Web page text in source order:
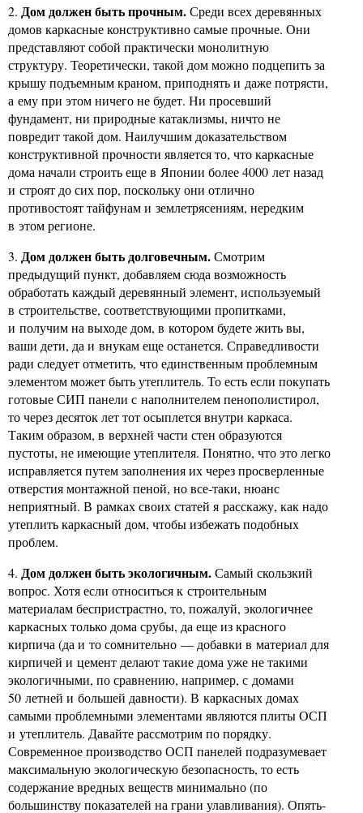
2. Дом должен быть прочным.Среди всех деревянных
домов каркасные конструктивно самые прочные. Они
представляют собой практически монолитную
структуру. Теоретически, такой дом можно подцепить за
крышу подъемным краном, приподнять и даже потрясти,
а ему при этом ничего не будет. Ни просевший
фундамент, ни природные катаклизмы, ничто не
повредит такой дом. Наилучшим доказательством
конструктивной прочности является то, что каркасные
дома начали строить еще в Японии более 4000 лет назад
и строят до сих пор, поскольку они отлично
противостоят тайфунам и землетрясениям, нередким
в этом регионе.
3. Дом должен быть долговечным.Смотрим
предыдущий пункт, добавляем сюда возможность
обработать каждый деревянный элемент, используемый
в строительстве, соответствующими пропитками,
и получим на выходе дом, в котором будете жить вы,
ваши дети, да и внукам еще останется. Справедливости
ради следует отметить, что единственным проблемным
элементом может быть утеплитель. То есть если покупать
готовые СИП панели с наполнителем пенополистирол,
то через десяток лет тот осыплется внутри каркаса.
Таким образом, в верхней части стен образуются
пустоты, не имеющие утеплителя. Понятно, что это легко
исправляется путем заполнения их через просверленные
отверстия монтажной пеной, но все-таки, нюанс
неприятный. В рамках своих статей я расскажу, как надо
утеплить каркасный дом, чтобы избежать подобных
проблем.
4. Дом должен быть экологичным.Самый скользкий
вопрос. Хотя если относиться к строительным
материалам беспристрастно, то, пожалуй, экологичнее
каркасных только дома срубы, да еще из красного
кирпича (да и то сомнительно — добавки в материал для
кирпичей и цемент делают такие дома уже не такими
экологичными, по сравнению, например, с домами
50 летней и большей давности). В каркасных домах
самыми проблемными элементами являются плиты ОСП
и утеплитель. Давайте рассмотрим по порядку.
Современное производство ОСП панелей подразумевает
максимальную экологическую безопасность, то есть
содержание вредных веществ минимально (по
большинству показателей на грани улавливания). Опять-